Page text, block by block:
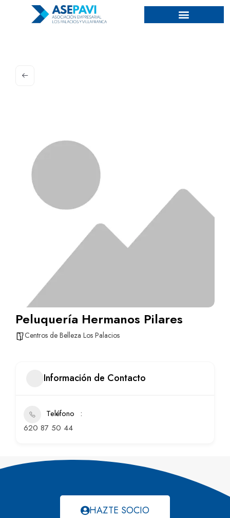
Peluquería Hermanos Pilares
Centros de Belleza Los Palacios
Información de Contacto
Teléfono
620 87 50 44
HAZTE SOCIO